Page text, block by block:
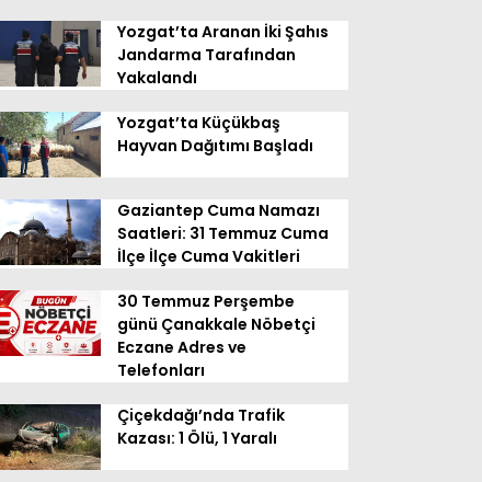
Yozgat’ta Aranan İki Şahıs
Jandarma Tarafından
Yakalandı
Yozgat’ta Küçükbaş
Hayvan Dağıtımı Başladı
Gaziantep Cuma Namazı
Saatleri: 31 Temmuz Cuma
İlçe İlçe Cuma Vakitleri
30 Temmuz Perşembe
günü Çanakkale Nöbetçi
Eczane Adres ve
Telefonları
Çiçekdağı’nda Trafik
Kazası: 1 Ölü, 1 Yaralı